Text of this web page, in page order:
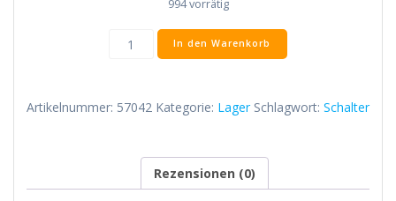
994 vorrätig
Lager
Menge
In den Warenkorb
Artikelnummer: 57042 Kategorie: Lager Schlagwort: Schalter
Rezensionen (0)